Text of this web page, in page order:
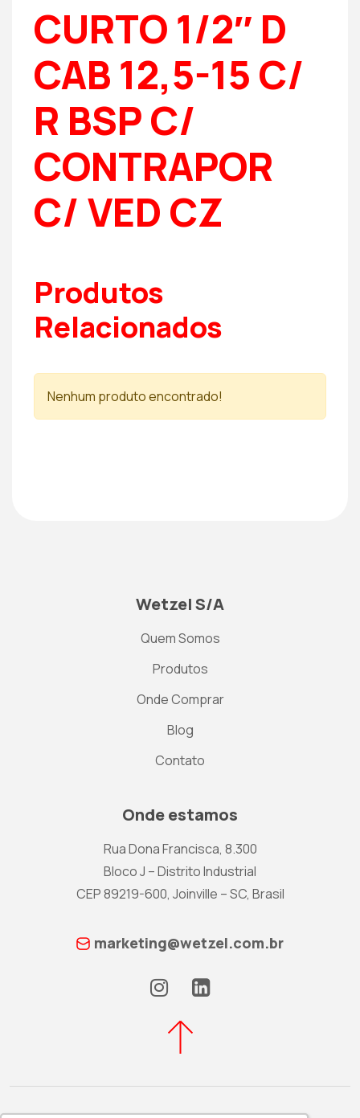
CURTO 1/2″ D
CAB 12,5-15 C/
R BSP C/
CONTRAPOR
C/ VED CZ
Produtos
Relacionados
Nenhum produto encontrado!
Wetzel S/A
Quem Somos
Produtos
Onde Comprar
Blog
Contato
Onde estamos
Rua Dona Francisca, 8.300
Bloco J – Distrito Industrial
CEP 89219-600, Joinville – SC, Brasil
marketing@wetzel.com.br